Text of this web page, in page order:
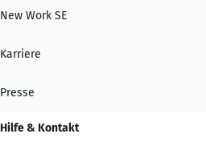
New Work SE
Karriere
Presse
Hilfe & Kontakt